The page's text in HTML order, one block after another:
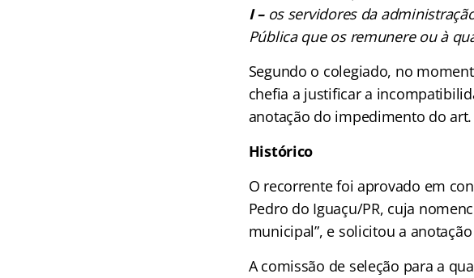
I –os servidores da
Pública que os remunere ou à
Segundo o colegiado, no
chefia a justificar a
anotação do impedimento do art.
Histórico
O recorrente foi aprovado em
Pedro do Iguaçu/PR, cuja
municipal”, e solicitou a
A comissão de seleção para a